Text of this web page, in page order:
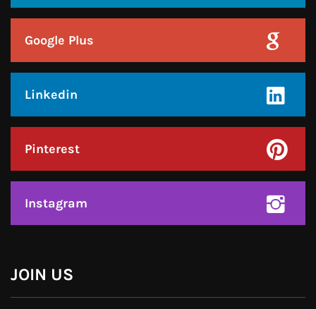
CONTACT US
Call : +91-94172-62777
FIND US